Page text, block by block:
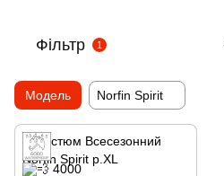
Фільтр 1
Модель Norfin Spirit